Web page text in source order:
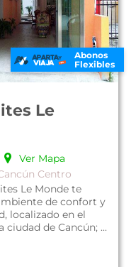
Abonos
Flexibles
Le
Ver Mapa
Centro
Le Monde te
de confort y
localizado en el
ciudad de Cancún; ...